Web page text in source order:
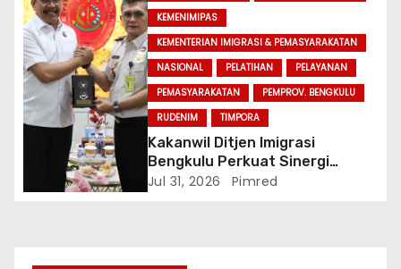
KEMENIMIPAS
KEMENTERIAN IMIGRASI & PEMASYARAKATAN
NASIONAL
PELATIHAN
PELAYANAN
PEMASYARAKATAN
PEMPROV. BENGKULU
RUDENIM
TIMPORA
Kakanwil Ditjen Imigrasi
Bengkulu Perkuat Sinergi
Penegakan Hukum Melalui
Jul 31, 2026 Pimred